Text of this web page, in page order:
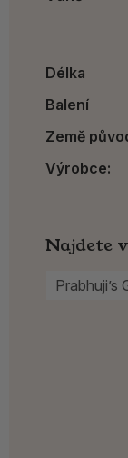
Délka
Balení
Země
Výrobce:
Najdete
Prabhuji’s